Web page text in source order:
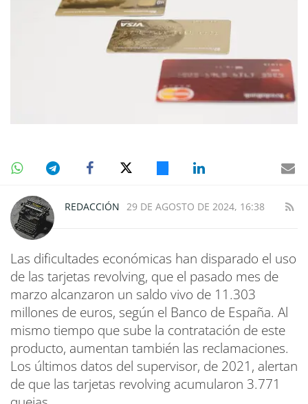
REDACCIÓN 29 DE AGOSTO DE 2024, 16:38
Las dificultades económicas han disparado el uso
de las tarjetas revolving, que el pasado mes de
marzo alcanzaron un saldo vivo de 11.303
millones de euros, según el Banco de España. Al
mismo tiempo que sube la contratación de este
producto, aumentan también las reclamaciones.
Los últimos datos del supervisor, de 2021, alertan
de que las tarjetas revolving acumularon 3.771